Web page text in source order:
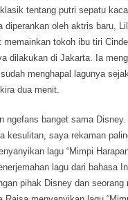
tentang putri sepatu
diperankan oleh aktris baru,
memainkan tokoh ibu tiri
dilakukan di Jakarta. Ia
menghapal lagunya
dua menit.
ngefans banget sama
kesulitan, saya rekaman
lagu “Mimpi
lagu dari bahasa
pihak Disney dan